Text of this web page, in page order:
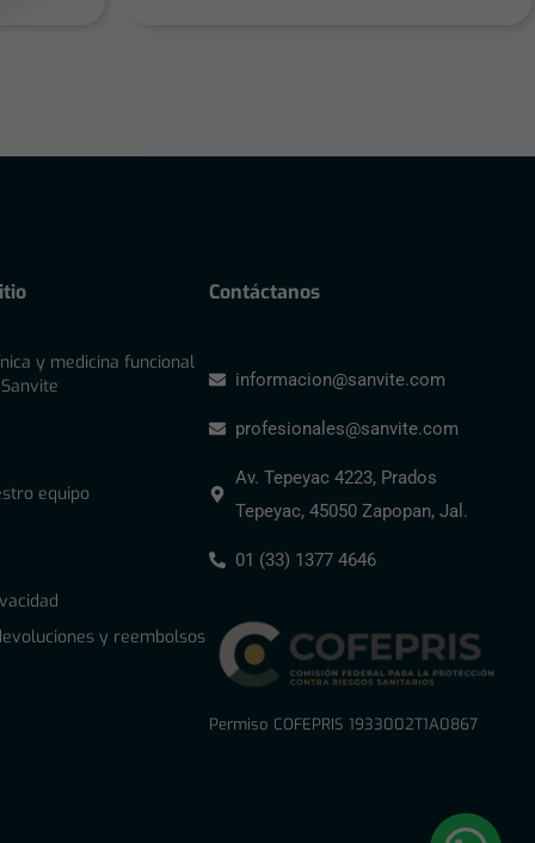
y medicina funcional
equipo
y reembolsos
Contáctanos
informacion@sanvite.com
profesionales@sanvite.com
Av. Tepeyac 4223, Prados
Tepeyac, 45050 Zapopan, Jal.
01 (33) 1377 4646
Permiso COFEPRIS 1933002T1A0867